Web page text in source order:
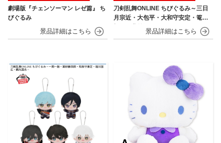
劇場版『チェンソーマン レゼ篇』 ち
びぐるみ
刀剣乱舞ONLINE ちびぐるみ～三日
月宗近・大包平・大和守安定・篭手
切江・豊前江～